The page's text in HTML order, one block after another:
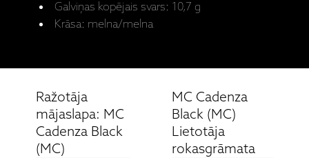
Galviņas kopējais svars: 10,7 g
Krāsa: melna/melna
Ražotāja
mājaslapa: MC
Cadenza Black
(MC)
MC Cadenza
Black (MC)
Lietotāja
rokasgrāmata